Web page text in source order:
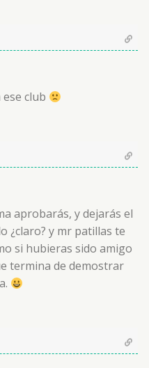
club
aprobarás, y dejarás el
¿claro? y mr patillas te
si hubieras sido amigo
termina de demostrar